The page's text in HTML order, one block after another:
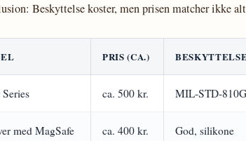
Beskyttelse koster, men prisen matcher ikke
PRIS (CA.)
ca. 500 kr. MIL-STD-
med MagSafe ca. 400 kr. God, silikone